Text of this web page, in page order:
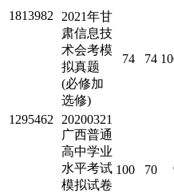
1813982
2021年甘
肃信息技
术会考模
拟真题
(必修加
选修)
74 74
1295462
20200321
广西普通
高中学业
水平考试
模拟试卷
100 70